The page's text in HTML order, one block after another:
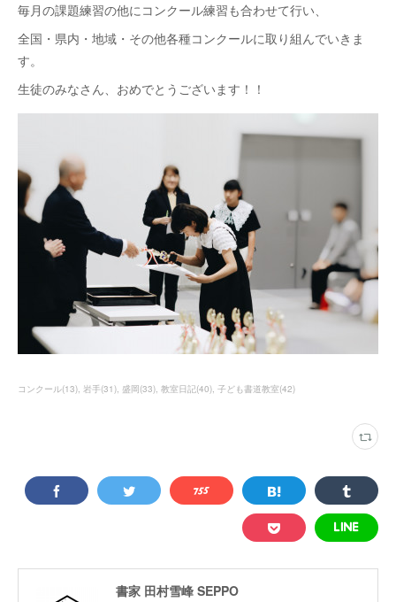
毎月の課題練習の他にコンクール練習も合わせて行い、
全国・県内・地域・その他各種コンクールに取り組んでいきま
す。
生徒のみなさん、おめでとうございます！！
コンクール(13) 岩手(31) 盛岡(33) 教室日記(40) 子ども書道教室(42)
書家 田村雪峰 SEPPO